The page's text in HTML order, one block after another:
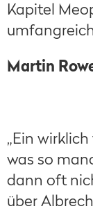
Kapitel
Martin
„Ein
was so
dann oft
über